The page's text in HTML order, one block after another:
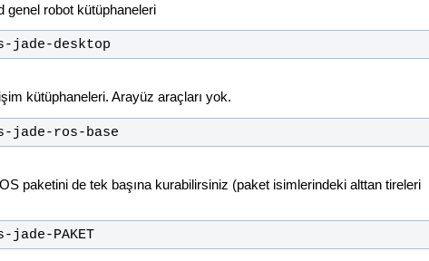
genel robot kütüphaneleri
desktop
kütüphaneleri. Arayüz araçları yok.
ros-base
paketini de tek başına kurabilirsiniz (paket isimlerindeki alttan tireleri
PAKET